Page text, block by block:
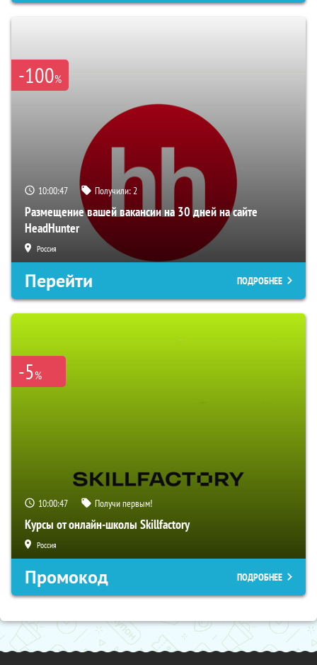
-100%
10:00:46 Получили:2
Размещение вашей вакансии на 30 дней на сайте
HeadHunter
Россия
Перейти ПОДРОБНЕЕ
-5%
10:00:46 Получи первым!
Курсы от онлайн-школы Skillfactory
Россия
Промокод ПОДРОБНЕЕ